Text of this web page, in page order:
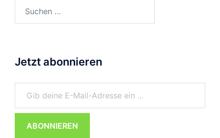
Jetzt abonnieren
Gib deine E-Mail-Adresse ein ...
ABONNIEREN